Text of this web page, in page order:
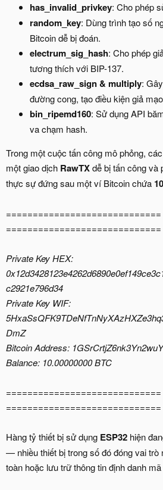
has_invalid_privkey: Cho phép
random_key: Dùng trình tạo số
Bitcoin dễ bị đoán.
electrum_sig_hash: Cho phép
tương thích với BIP-137.
ecdsa_raw_sign & multiply:
đường cong, tạo điều kiện giả
bin_ripemd160: Sử dụng API
va chạm hash.
Trong một cuộc tấn công mô phỏng,
một giao dịch RawTXdễ bị tấn công và
thực sự đứng sau một ví Bitcoin chứa
=============================
Private Key HEX:
c2921e796d34
Private Key WIF:
DmZ
Bitcoin Address:
Balance: 10.00000000 BTC
=============================
Hàng tỷ thiết bị sử dụng ESP32 hiện
— nhiều thiết bị trong số đó đóng vai trò
toàn hoặc lưu trữ thông tin định danh mã